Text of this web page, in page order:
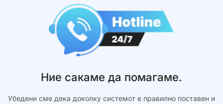
Ние сакаме да помагаме.
Убедени сме дека доколку системот е правилно поставен и